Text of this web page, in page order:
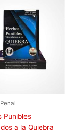
Punibles
a la Quiebra